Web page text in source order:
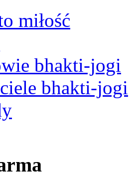
miłość
bhakti-jogi
bhakti-jogi